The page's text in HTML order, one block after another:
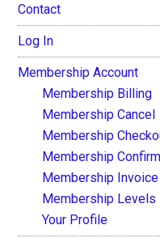
Contact
Log In
Membership Account
Membership Billing
Membership Cancel
Membership
Membership
Membership Invoice
Membership Levels
Your Profile